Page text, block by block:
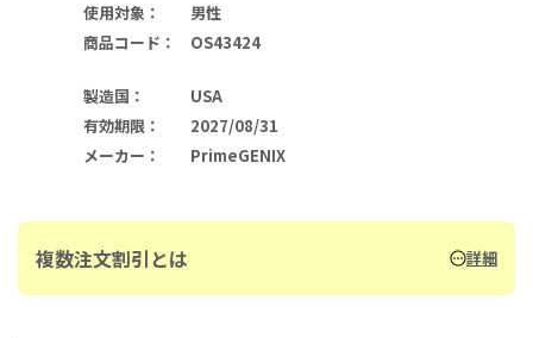
使用対象 ：
男性
商品コード ： OS43424
製造国 ：
USA
有効期限 ：
2027/08/31
メーカー ： PrimeGENIX
複数注文割引とは 詳細